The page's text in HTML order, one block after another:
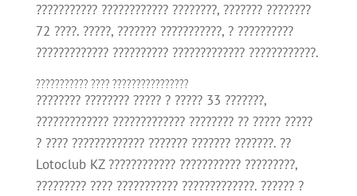
??????????? ???????????? ????????, ??????? ????????
72 ????. ?????, ??????? ???????????, ? ??????????
????????????? ?????????? ????????????? ????????????.
??????????? ???? ????????????????
???????? ???????? ????? ? ????? 33 ???????,
????????????? ????????????? ???????? ?? ????? ?????
? ???? ????????????? ??????? ??????? ???????. ??
Lotoclub KZ ???????????? ??????????? ?????????,
????????? ???? ??????????? ?????????????. ?????? ?